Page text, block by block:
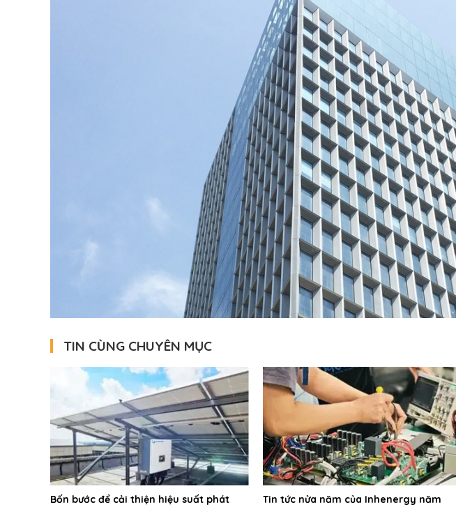
TIN CÙNG CHUYÊN MỤC
Bốn bước để cải thiện hiệu suất phát
Tin tức nửa năm của Inhenergy năm